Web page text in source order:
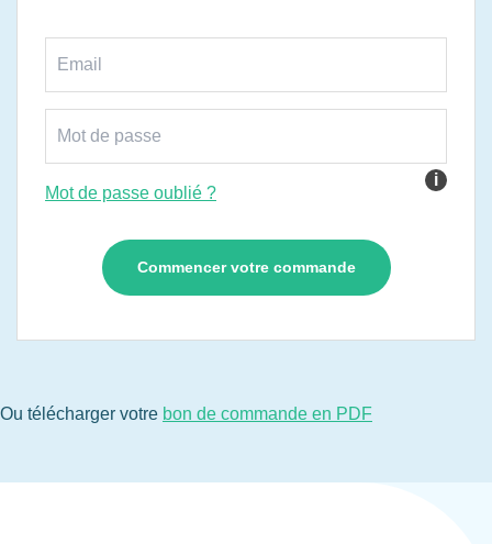
i
Mot de passe oublié ?
Ou télécharger votre bon de commande en PDF